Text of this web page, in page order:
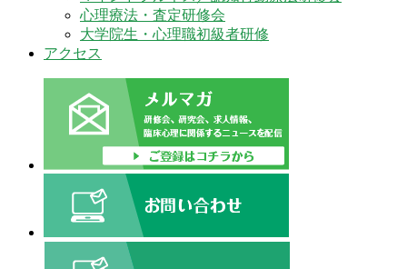
心理療法・査定研修会
大学院生・心理職初級者研修
アクセス